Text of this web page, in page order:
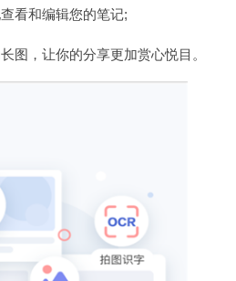
看和编辑您的笔记;
图，让你的分享更加赏心悦目。